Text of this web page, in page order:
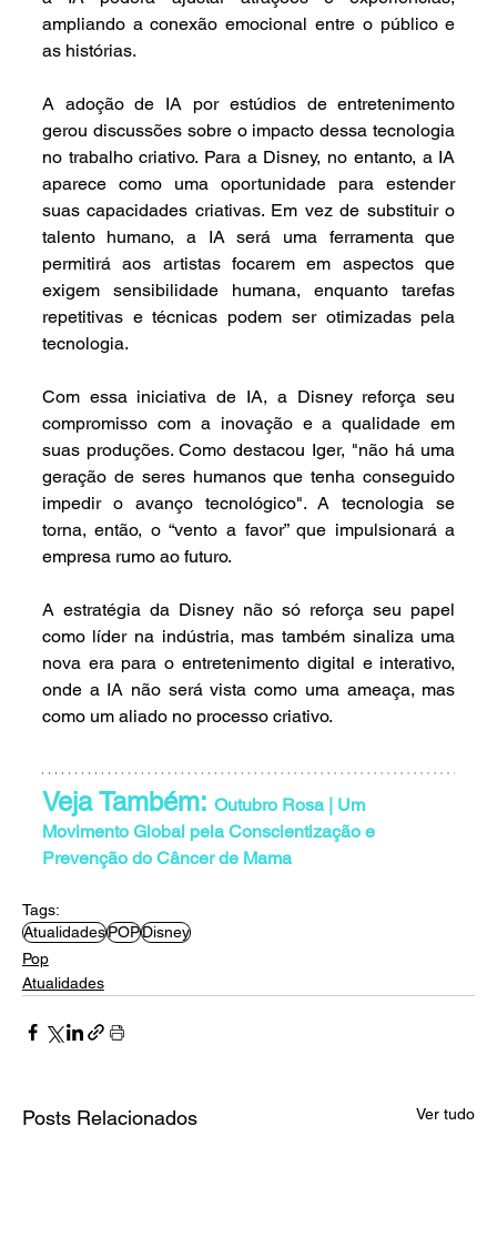
ampliando a conexão emocional entre o público e
as histórias.
A adoção de IA por estúdios de entretenimento
gerou discussões sobre o impacto dessa tecnologia
no trabalho criativo. Para a Disney, no entanto, a IA
aparece como uma oportunidade para estender
suas capacidades criativas. Em vez de substituir o
talento humano, a IA será uma ferramenta que
permitirá aos artistas focarem em aspectos que
exigem sensibilidade humana, enquanto tarefas
repetitivas e técnicas podem ser otimizadas pela
tecnologia.
Com essa iniciativa de IA, a Disney reforça seu
compromisso com a inovação e a qualidade em
suas produções. Como destacou Iger, "não há uma
geração de seres humanos que tenha conseguido
impedir o avanço tecnológico". A tecnologia se
torna, então, o “vento a favor” que impulsionará a
empresa rumo ao futuro.
A estratégia da Disney não só reforça seu papel
como líder na indústria, mas também sinaliza uma
nova era para o entretenimento digital e interativo,
onde a IA não será vista como uma ameaça, mas
como um aliado no processo criativo.
Veja Também: Outubro Rosa | Um
Movimento Global pela Conscientização e
Prevenção do Câncer de Mama
Tags:
AtualidadesPOPDisney
Pop
Atualidades
Posts Relacionados Ver tudo